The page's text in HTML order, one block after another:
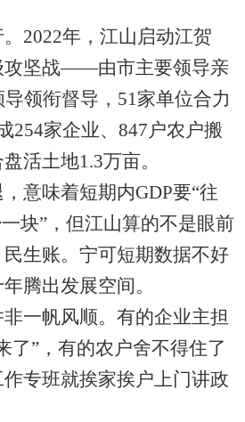
年，江山启动江贺
攻坚战——由市主要领导亲
领衔督导，51家单位合力
254家企业、847户农户搬
活土地1.3万亩。
味着短期内GDP要“往
块”，但江山算的不是眼前
生账。宁可短期数据不好
腾出发展空间。
帆风顺。有的企业主担
了”，有的农户舍不得住了
专班就挨家挨户上门讲政